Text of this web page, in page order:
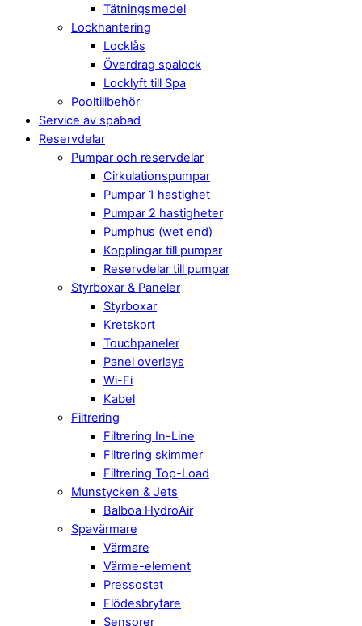
Tätningsmedel
Lockhantering
Locklås
Överdrag spalock
Locklyft till Spa
Pooltillbehör
Service av spabad
Reservdelar
Pumpar och reservdelar
Cirkulationspumpar
Pumpar 1 hastighet
Pumpar 2 hastigheter
Pumphus (wet end)
Kopplingar till pumpar
Reservdelar till pumpar
Styrboxar & Paneler
Styrboxar
Kretskort
Touchpaneler
Panel overlays
Wi-Fi
Kabel
Filtrering
Filtrering In-Line
Filtrering skimmer
Filtrering Top-Load
Munstycken & Jets
Balboa HydroAir
Spavärmare
Värmare
Värme-element
Pressostat
Flödesbrytare
Sensorer